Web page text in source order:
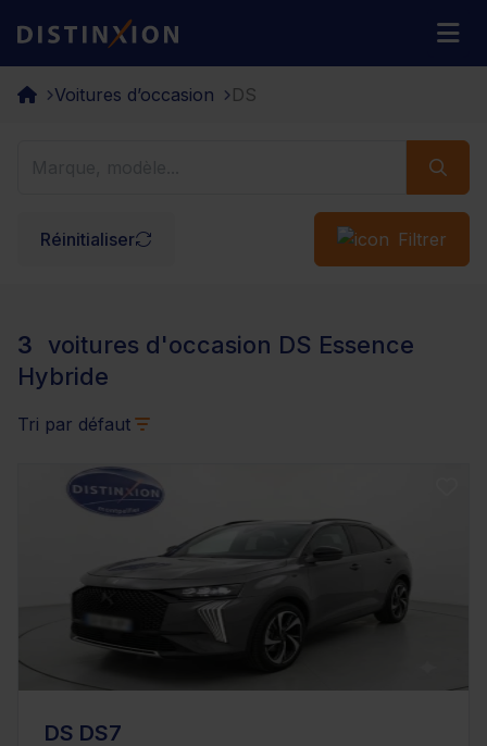
Distinxion
Voitures d’occasion DS
Réinitialiser Filtrer
3
voitures d'occasion DS Essence
Hybride
Tri par défaut
DS DS7